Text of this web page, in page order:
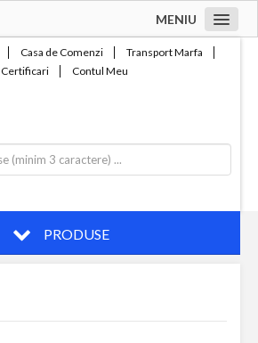
MENIU
Casa de Comenzi
Transport Marfa
Certificari
Contul Meu
PRODUSE